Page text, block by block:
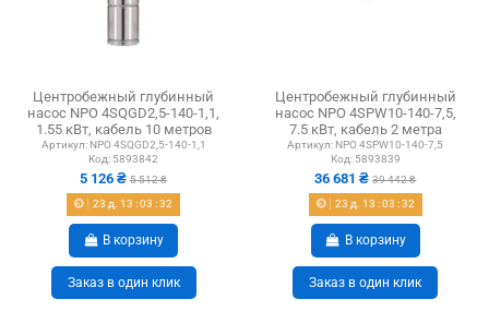
Центробежный глубинный
насос NPO 4SQGD2,5-140-1,1,
1.55 кВт, кабель 10 метров
Артикул: NPO 4SQGD2,5-140-1,1
Код: 5893842
5 126 ₴5 512 ₴
23 д. 13 :03 :31
В корзину
Заказ в один клик
Центробежный глубинный
насос NPO 4SPW10-140-7,5,
7.5 кВт, кабель 2 метра
Артикул: NPO 4SPW10-140-7,5
Код: 5893839
36 681 ₴39 442 ₴
23 д. 13 :03 :31
В корзину
Заказ в один клик